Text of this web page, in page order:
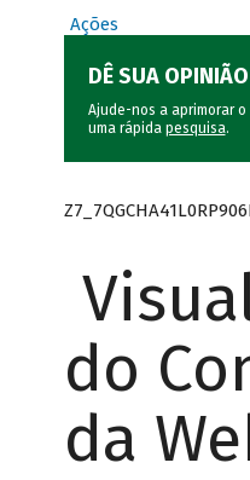
Ações
DÊ SUA OPINIÃO
Ajude-nos a aprimorar o
uma rápida pesquisa.
do
da